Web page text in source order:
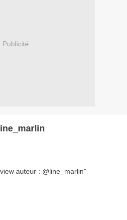
Publicité